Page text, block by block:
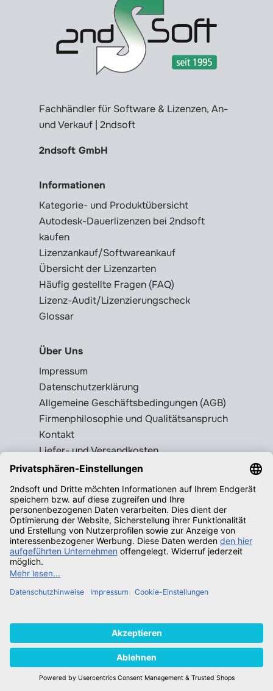
Fachhändler für Software & Lizenzen, An-
und Verkauf | 2ndsoft
2ndsoft GmbH
Informationen
Kategorie- und Produktübersicht
Autodesk-Dauerlizenzen bei 2ndsoft
kaufen
Lizenzankauf/Softwareankauf
Übersicht der Lizenzarten
Häufig gestellte Fragen (FAQ)
Lizenz-Audit/Lizenzierungscheck
Glossar
Über Uns
Impressum
Datenschutzerklärung
Allgemeine Geschäftsbedingungen (AGB)
Firmenphilosophie und Qualitätsanspruch
Kontakt
Liefer- und Versandkosten
Rückgabebedingungen
Wissenswertes
Legale Gebrauchtsoftware erkennen
Produktschlüssel = Lizenz?
Microsoft Office legal erwerben
Qualifizierende Betriebssysteme f.
© 2026 2ndsoft GmbH - All rights
reserved